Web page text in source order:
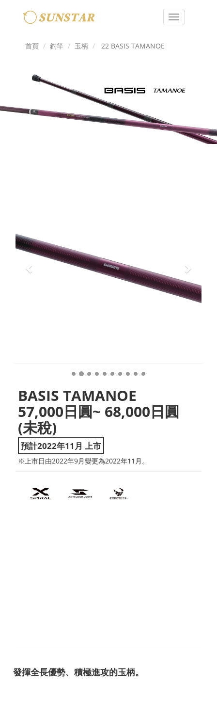
Toggle
首頁
釣竿 玉柄 22 BASIS TAMANOE
BASIS TAMANOE
57,000日圓~ 68,000日圓
(未稅)
預計2022年11月 上市
※上市日由2022年9月變更為2022年11月。
發揮全長優勢、積極進攻的玉柄。